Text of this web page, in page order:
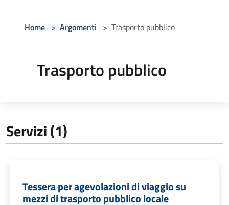
Home > Argomenti > Trasporto pubblico
Trasporto pubblico
Servizi (1)
Tessera per agevolazioni di viaggio su
mezzi di trasporto pubblico locale